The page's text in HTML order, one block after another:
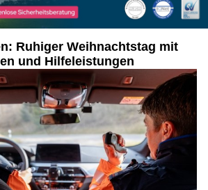
Ruhiger Weihnachtstag mit
und Hilfeleistungen